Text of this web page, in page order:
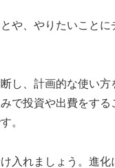
とや、やりたいこと
し、計画的な使い方
で投資や出費をする
。
入れましょう。進化